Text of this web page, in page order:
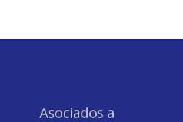
Asociados a